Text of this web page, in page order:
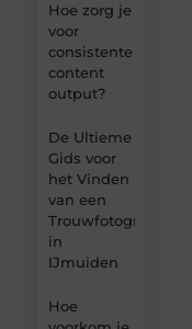
Hoe zorg je
voor
consistente
content
output?
De Ultieme
Gids voor
het Vinden
van een
Trouwfotograaf
in
IJmuiden
Hoe